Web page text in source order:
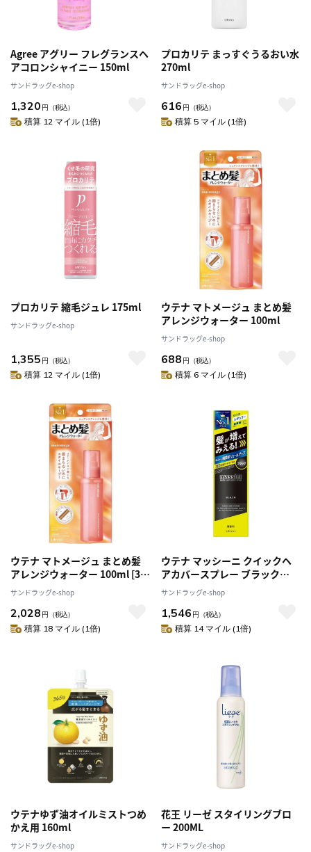
Agree アグリー フレグランスヘ
アコロンシャイニー 150ml
サンドラッグe-shop
1,320 円 （税込）
積算 12 マイル (1倍)
プロカリテ まっすぐうるおい水
270ml
サンドラッグe-shop
616 円 （税込）
積算 5 マイル (1倍)
プロカリテ 縮毛ジュレ 175ml
サンドラッグe-shop
1,355 円 （税込）
積算 12 マイル (1倍)
ウテナ マトメージュ まとめ髪
アレンジウォーター 100ml
サンドラッグe-shop
688 円 （税込）
積算 6 マイル (1倍)
ウテナ マトメージュ まとめ髪
アレンジウォーター 100ml [3個
セット]
サンドラッグe-shop
2,028 円 （税込）
積算 18 マイル (1倍)
ウテナ マッシーニ クイックヘ
アカバースプレー ブラック
140g
サンドラッグe-shop
1,546 円 （税込）
積算 14 マイル (1倍)
ウテナゆず油オイルミストつめ
かえ用 160ml
サンドラッグe-shop
花王 リーゼ スタイリングブロ
ー 200ML
サンドラッグe-shop